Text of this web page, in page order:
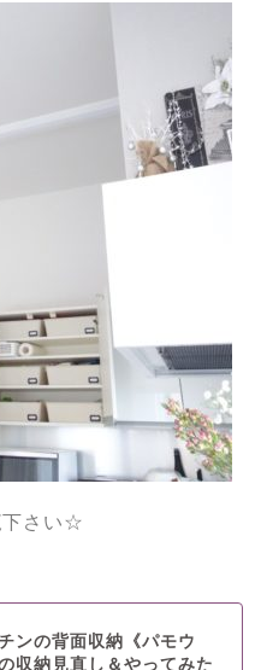
下さい☆
ンの背面収納《パモウ
収納見直し＆やってみた